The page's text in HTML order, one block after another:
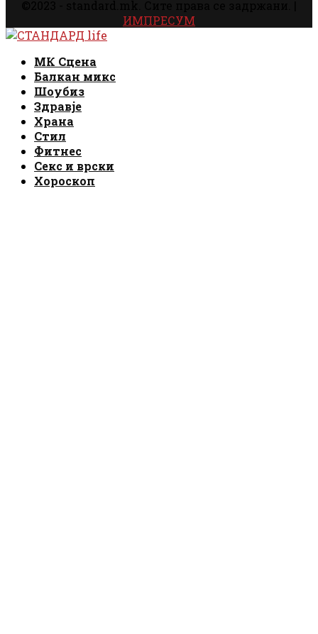
ИМПРЕСУМ
Facebook
Instagram
Email
Rss
МК Сцена
Балкан микс
Шоубиз
Здравје
Храна
Стил
Фитнес
Секс и врски
Хороскоп